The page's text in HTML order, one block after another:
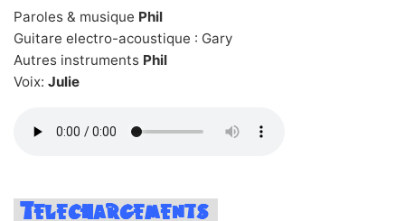
Paroles & musique Phil
Guitare electro-acoustique : Gary
Autres instruments Phil
Voix: Julie